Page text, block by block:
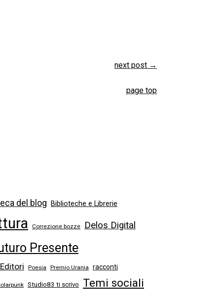
next post →
page top
del blog Biblioteche e Librerie
Correzione bozze Delos Digital
Presente
Poesia Premio Urania racconti
Studio83 ti scrivo Temi sociali